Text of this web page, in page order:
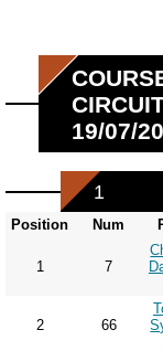
19/07/
1
Position Num
1 7
2 66